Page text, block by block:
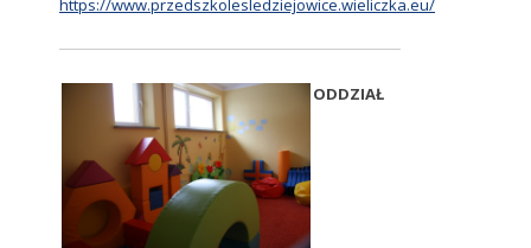
https://www.przedszkolesledziejowice.wieliczka.eu/
ODDZIAŁ